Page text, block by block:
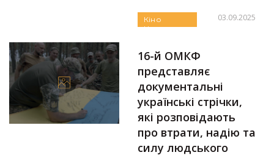
Кіно
Новини
03.09.2025
16-й ОМКФ
представляє
документальні
українські стрічки,
які розповідають
про втрати, надію та
силу людського